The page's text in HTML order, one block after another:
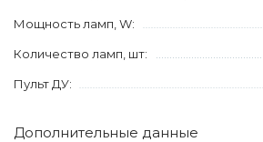
Мощность ламп, W:
Количество ламп, шт:
Пульт ДУ:
Дополнительные данные